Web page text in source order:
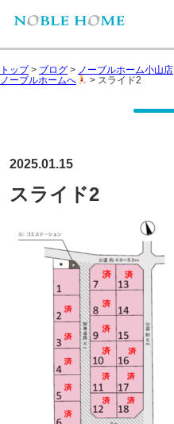
トップ> ブログ > ノーブルホーム小山店
ノーブルホームへ
> スライド2
2025.01.15
スライド2